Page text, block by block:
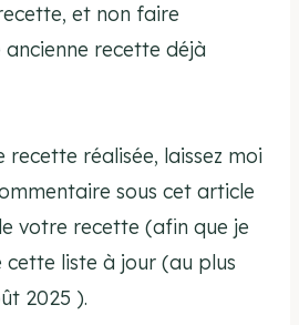
et non faire
recette déjà
recette réalisée, laissez moi
sous cet article
votre recette (afin que je
cette liste à jour (au plus
2025 ).